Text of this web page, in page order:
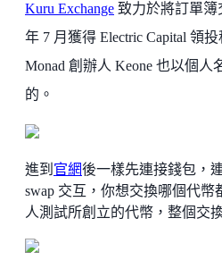
Kuru Exchange 致力於將訂單簿
年 7 月獲得 Electric Capital 領
Monad 創辦人 Keone 也以個
的。
進到 官網後一樣先連接錢包，
swap 交互，你想交換哪個代
人測試所創立的代幣，整個交